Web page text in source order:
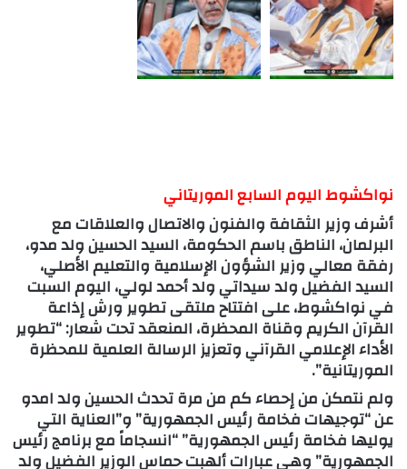
نواكشوط اليوم السابع الموريتاني
أشرف وزير الثقافة والفنون والاتصال والعلاقات مع
البرلمان، الناطق باسم الحكومة، السيد الحسين ولد مدو،
رفقة معالي وزير الشؤون الإسلامية والتعليم الأصلي،
السيد الفضيل ولد سيداتي ولد أحمد لولي، اليوم السبت
في نواكشوط، على افتتاح ملتقى تطوير ورش إذاعة
القرآن الكريم وقناة المحظرة، المنعقد تحت شعار: “تطوير
الأداء الإعلامي القرآني وتعزيز الرسالة العلمية للمحظرة
الموريتانية”.
ولم نتمكن من إحصاء كم من مرة تحدث الحسين ولد امدو
عن “توجيهات فخامة رئيس الجمهورية” و”العناية التي
يوليها فخامة رئيس الجمهورية” “انسجاماً مع برنامج رئيس
الجمهورية” وهي عبارات ألهبت حماس الوزير الفضيل ولد